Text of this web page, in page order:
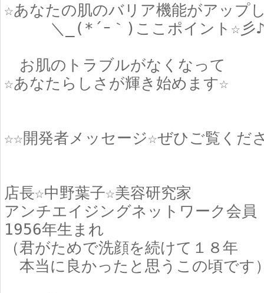
☆あなたの肌のバリア機能がアップ
＼_(*´ｰ｀)ここポイント☆彡
お肌のトラブルがなくなって
☆あなたらしさが輝き始めます☆
☆☆開発者メッセージ☆ぜひご覧くだ
店長☆中野葉子☆美容研究家
アンチエイジングネットワーク会員
1956年生まれ
（君がためで洗顔を続けて１８年
本当に良かったと思うこの頃です